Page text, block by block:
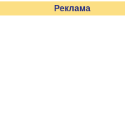
Реклама